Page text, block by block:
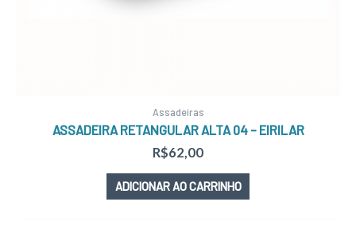
Assadeiras
ASSADEIRA RETANGULAR ALTA 04 – EIRILAR
R$62,00
ADICIONAR AO CARRINHO